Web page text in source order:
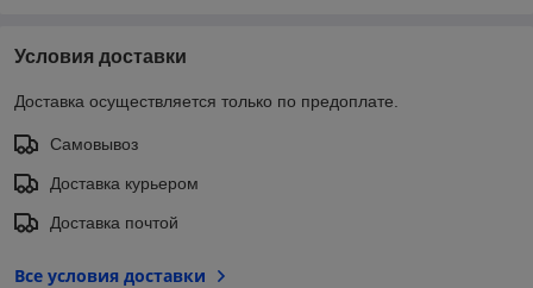
Условия доставки
Доставка осуществляется только по предоплате.
Самовывоз
Доставка курьером
Доставка почтой
Все условия доставки